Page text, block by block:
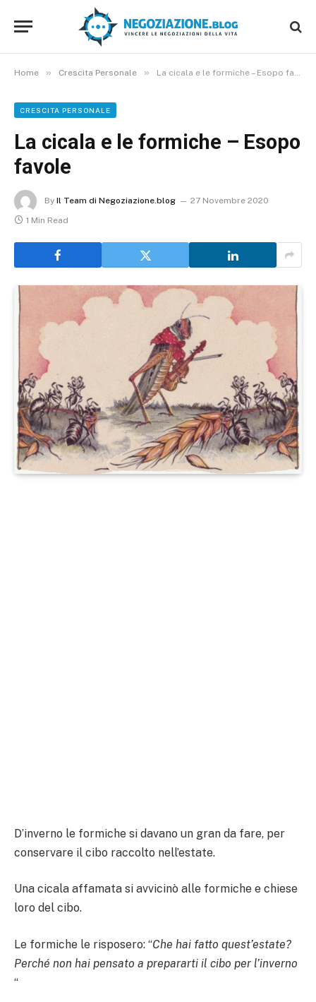
Home » Crescita Personale » La cicala e le formiche – Esopo favole
CRESCITA PERSONALE
La cicala e le formiche – Esopo
favole
By Il Team di Negoziazione.blog
27 Novembre 2020
1 Min Read
D’inverno le formiche si davano un gran da fare, per
conservare il cibo raccolto nell’estate.
Una cicala affamata si avvicinò alle formiche e chiese
loro del cibo.
Le formiche le risposero: “Che hai fatto quest’estate?
Perché non hai pensato a prepararti il cibo per l’inverno
“